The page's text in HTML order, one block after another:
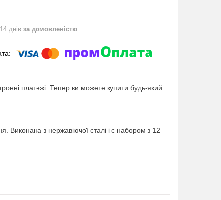
днів за домовленістю
платежі. Тепер ви можете купити будь-який
Виконана з нержавіючої сталі і є набором з 12